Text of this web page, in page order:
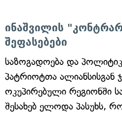
ინაშვილის
შეფასებები
საზოგადოება და
პატრიოტთა ალიანსისგან
ოკუპირებული რეგიონში
შესახებ ელოდა პასუხს,